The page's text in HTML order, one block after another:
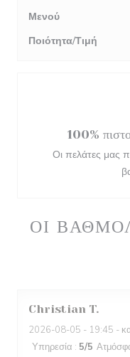
ΟΙ
Christian T
2026-08-05 - 19:45 -
Υπηρεσία : 5/5
Μενού
Ποιότητα/Τιμή
100%
Οι πελάτες μας